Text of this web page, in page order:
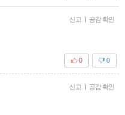
신고 | 공감 확인
0
0
신고 | 공감 확인